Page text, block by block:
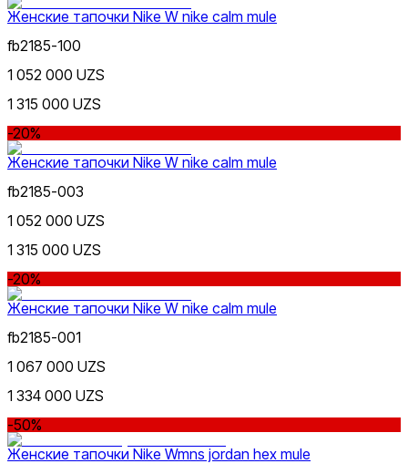
Женские тапочки Nike W nike calm mule
fb2185-100
1 052 000 UZS
1 315 000 UZS
-20%
Женские тапочки Nike W nike calm mule
fb2185-003
1 052 000 UZS
1 315 000 UZS
-20%
Женские тапочки Nike W nike calm mule
fb2185-001
1 067 000 UZS
1 334 000 UZS
-50%
Женские тапочки Nike Wmns jordan hex mule